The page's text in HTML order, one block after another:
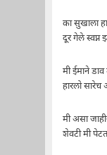
का सुखाला
दूर गेले स्वप्न
मी ईमाने
हारलो
मी असा
शेवटी मी